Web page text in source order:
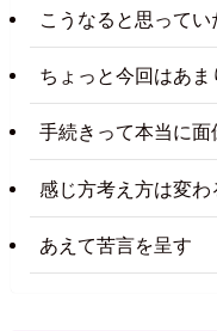
こうなると思ってい
ちょっと今回はあ
手続きって本当に面
感じ方考え方は変わ
あえて苦言を呈す